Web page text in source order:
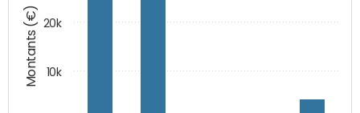
Montants (€) 10k
20k